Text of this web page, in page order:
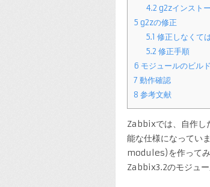
4.2 g2zインスト
5 g2zの修正
5.1 修正しなくて
5.2 修正手順
6 モジュールのビル
7 動作確認
8 参考文献
Zabbixでは、自作
能な仕様になってい
modules)を作ってみ
Zabbix3.2のモジュ